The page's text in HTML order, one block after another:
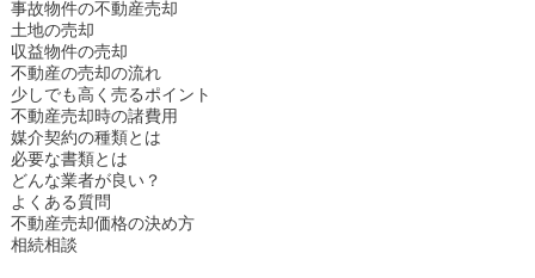
事故物件の不動産売却
土地の売却
収益物件の売却
不動産の売却の流れ
少しでも高く売るポイント
不動産売却時の諸費用
媒介契約の種類とは
必要な書類とは
どんな業者が良い？
よくある質問
不動産売却価格の決め方
相続相談